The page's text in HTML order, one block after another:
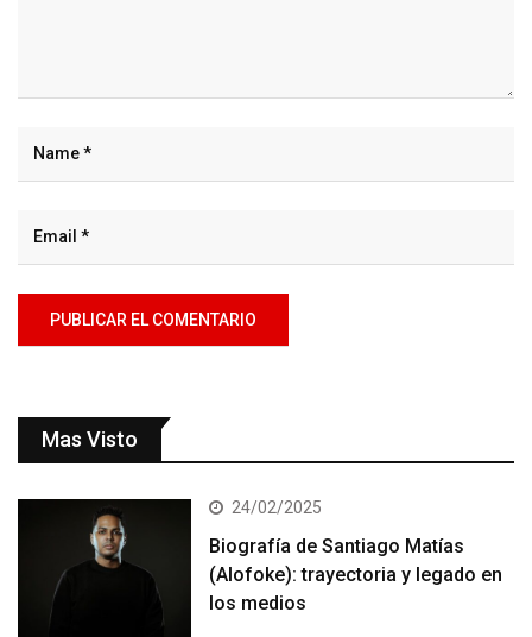
Mas Visto
24/02/2025
Biografía de Santiago Matías
(Alofoke): trayectoria y legado en
los medios